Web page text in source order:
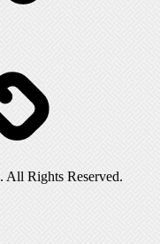
. All Rights Reserved.